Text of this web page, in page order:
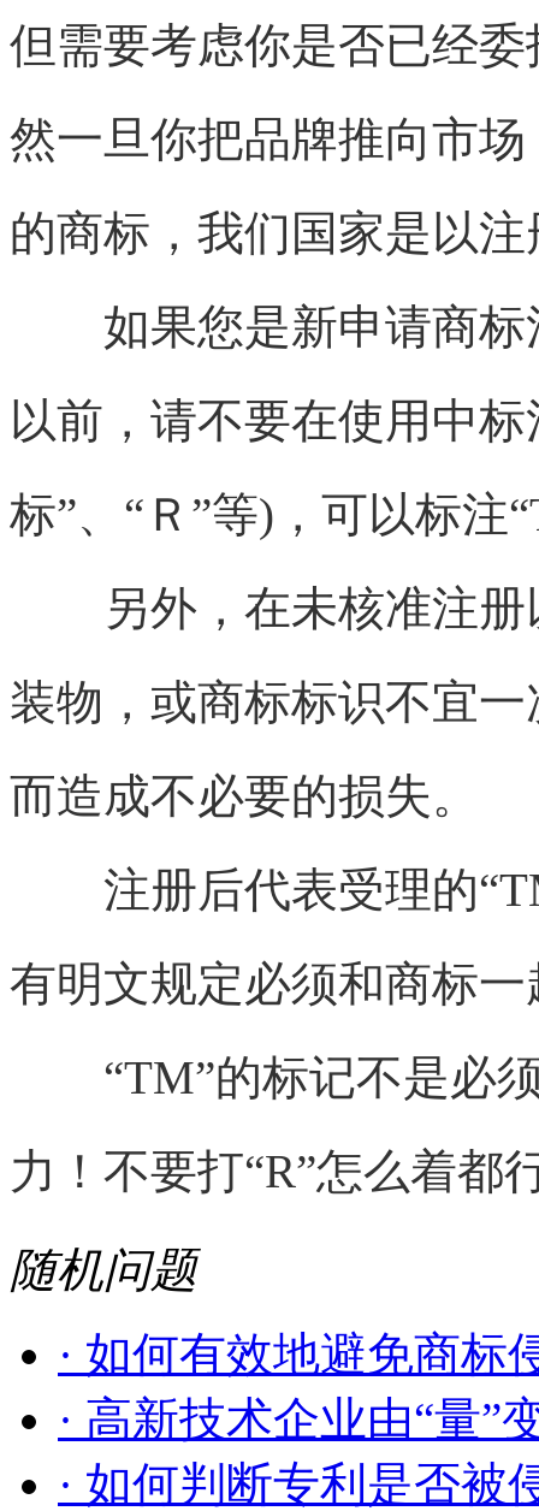
但需要考虑你是否已经
然一旦你把品牌推向市
的商标，我们国家是以
如果您是新申请商标
以前，请不要在使用中
标”、“Ｒ”等)，可以标注
另外，在未核准注册
装物，或商标标识不宜
而造成不必要的损失。
注册后代表受理的
有明文规定必须和商标
“TM”的标记不是必须
力！不要打“R”怎么着都
随机问题
· 如何有效地避免商标
· 高新技术企业由“量”
· 如何判断专利是否被